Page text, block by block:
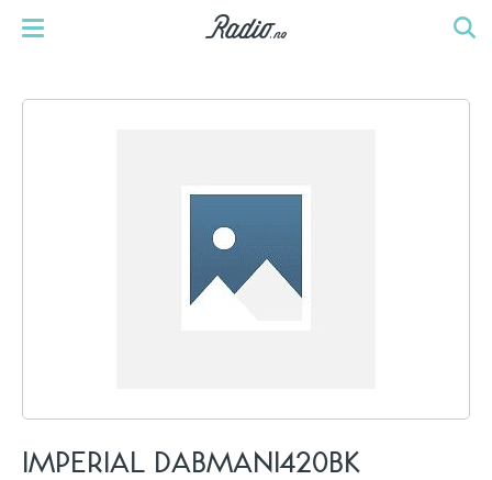
IMPERIAL DABMANI420BK